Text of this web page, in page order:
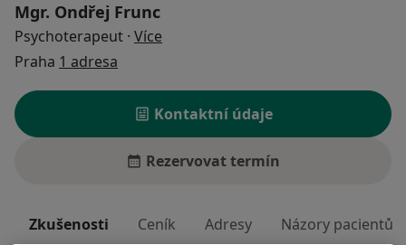
Mgr. Ondřej Frunc
Psychoterapeut · Více
Praha 1 adresa
Kontaktní údaje
Rezervovat termín
Zkušenosti Ceník Adresy Názory pacientů